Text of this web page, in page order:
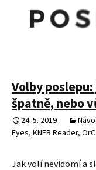
Volby
špatně, nebo
24. 5. 2019
Eyes, KNFB Reader,
Jak volí nevidomí a